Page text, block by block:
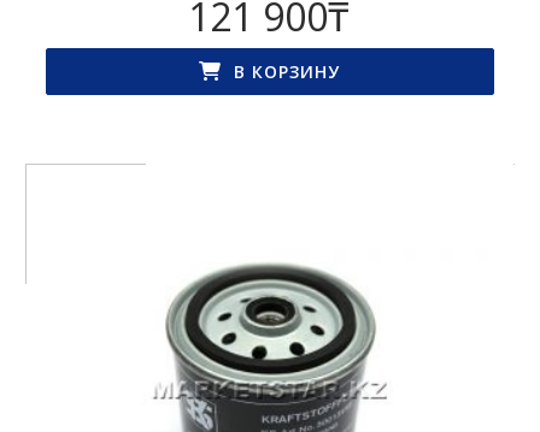
121 900₸
В КОРЗИНУ